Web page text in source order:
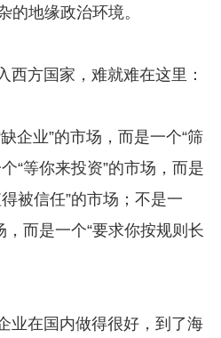
的地缘政治环境。
方国家，难就难在这里：
业”的市场，而是一个“筛
“等你来投资”的市场，而是
被信任”的市场；不是一
，而是一个“要求你按规则长
在国内做得很好，到了海